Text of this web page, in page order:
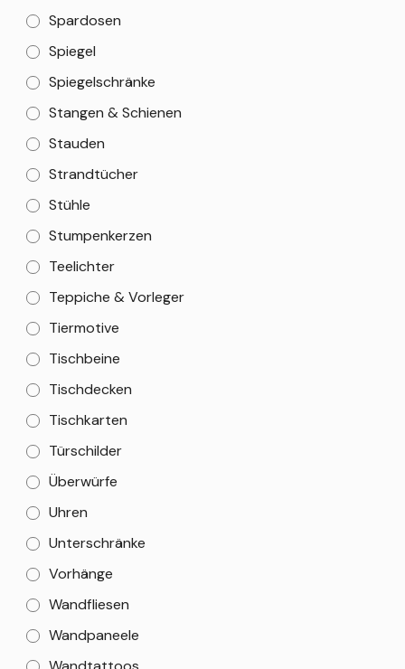
Spardosen
Spiegel
Spiegelschränke
Stangen & Schienen
Stauden
Strandtücher
Stühle
Stumpenkerzen
Teelichter
Teppiche & Vorleger
Tiermotive
Tischbeine
Tischdecken
Tischkarten
Türschilder
Überwürfe
Uhren
Unterschränke
Vorhänge
Wandfliesen
Wandpaneele